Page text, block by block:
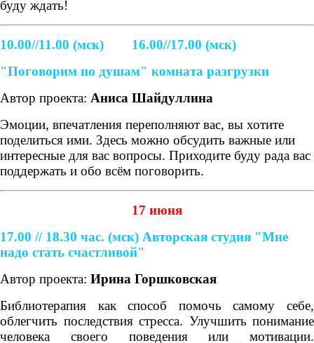
буду ждать!
10.00//11.00 (мск) 16.00//17.00 (мск)
"Поговорим по душам" комната разгрузки
Автор проекта: Аниса Шайдуллина
Эмоции, впечатления переполняют вас, вы хотите
поделиться ими. Здесь можно обсудить важные или
интересные для вас вопросы. Приходите буду рада вас
поддержать и обо всём поговорить.
17 июня
17.00 // 18.30 час. (мск) Авторская студия "Мне
надо стать счастливой"
Автор проекта: Ирина Горшковская
Библиотерапия как способ помочь самому себе,
облегчить последствия стресса. Улучшить понимание
человека своего поведения или мотивации.